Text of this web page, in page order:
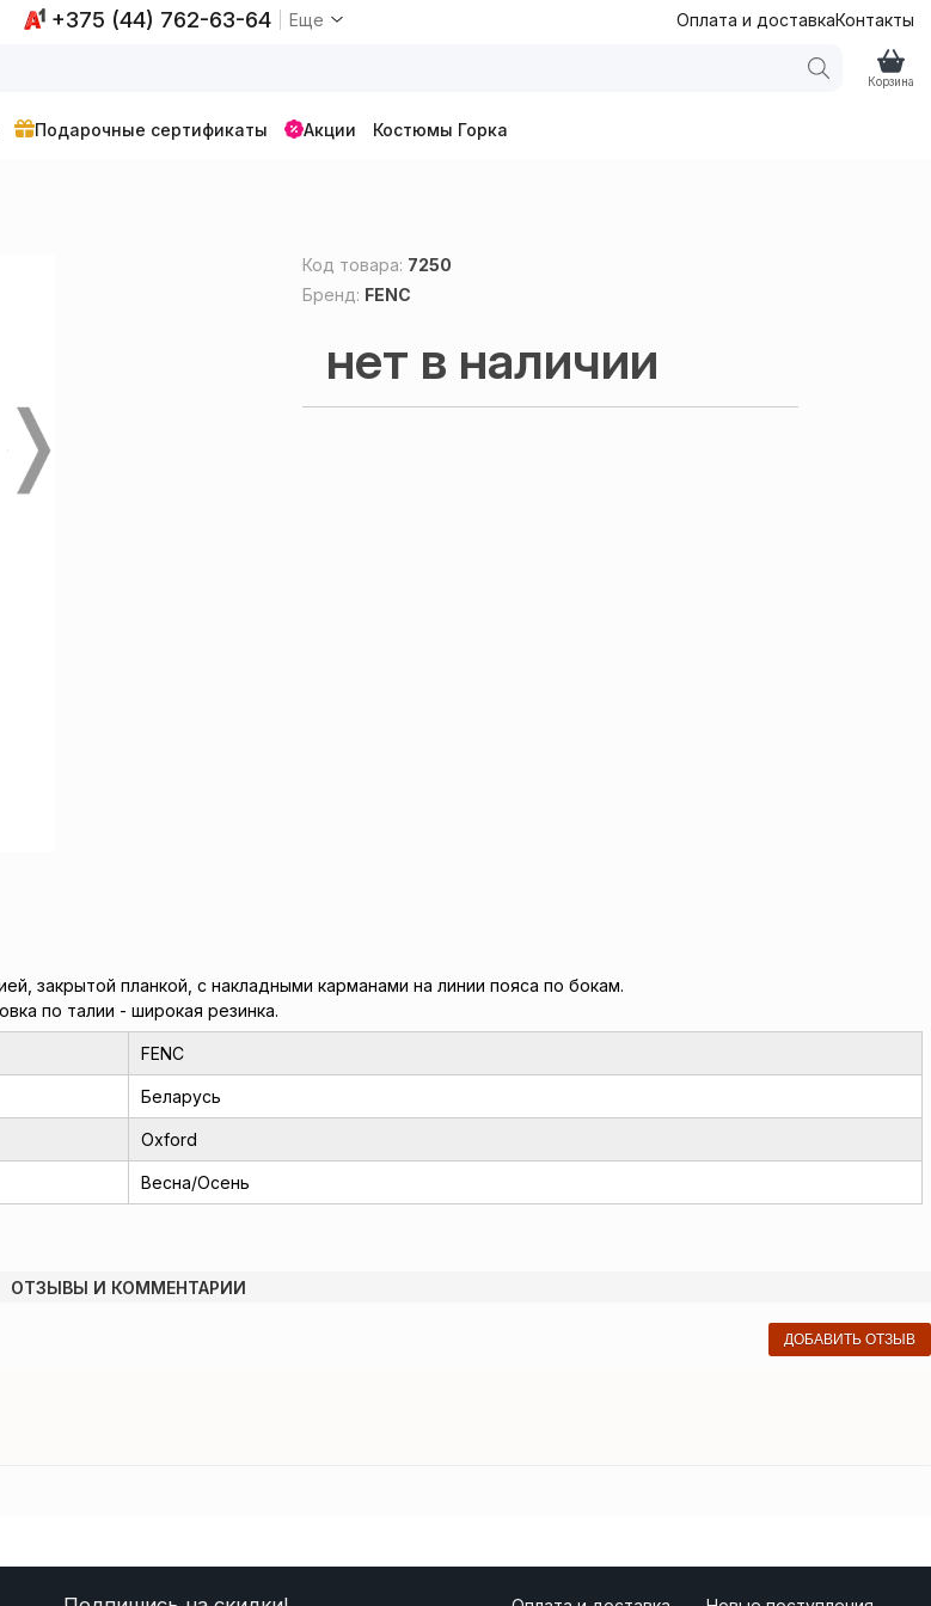
+375 (44) 762-63-64 Еще Оплата и доставкаКонтакты
Корзина
Подарочные сертификаты Акции Костюмы Горка
Код товара: 7250
Бренд: FENC
нет в наличии
закрытой планкой, с накладными карманами на линии пояса по бокам.
по талии - широкая резинка.
FENC
Беларусь
Oxford
Весна/Осень
ОТЗЫВЫ И КОММЕНТАРИИ
ДОБАВИТЬ ОТЗЫВ